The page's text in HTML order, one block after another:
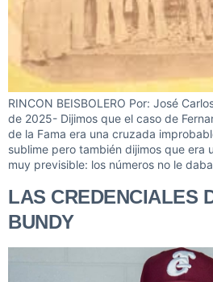
RINCON BEISBOLERO Por: José
de 2025- Dijimos que el caso de
de la Fama era una cruzada
sublime pero también dijimos que era
muy previsible: los números no le
LAS CREDENCIALES
BUNDY